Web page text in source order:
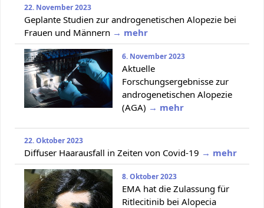
22. November 2023
Geplante Studien zur androgenetischen Alopezie bei
Frauen und Männern → mehr
6. November 2023
Aktuelle
Forschungsergebnisse zur
androgenetischen Alopezie
(AGA) → mehr
22. Oktober 2023
Diffuser Haarausfall in Zeiten von Covid-19 → mehr
8. Oktober 2023
EMA hat die Zulassung für
Ritlecitinib bei Alopecia